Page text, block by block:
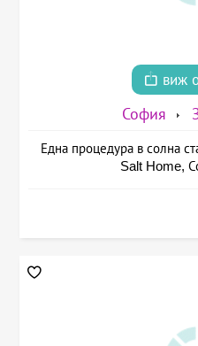
виж
София
Една процедура в солна
Salt Home,